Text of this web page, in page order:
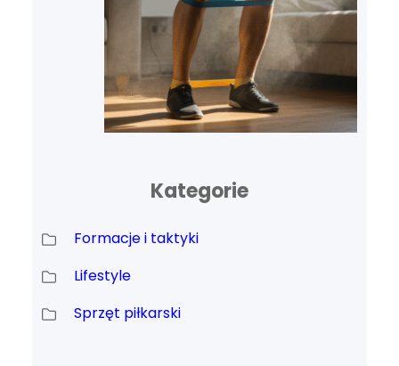
Kategorie
Formacje i taktyki
Lifestyle
Sprzęt piłkarski